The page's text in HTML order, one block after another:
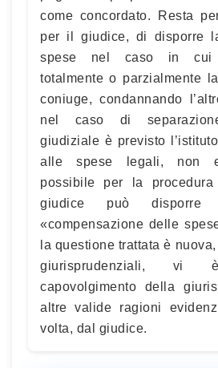
come concordato. Resta
per il giudice, di disporre
spese nel caso in cui
totalmente o parzialmente
coniuge, condannando
nel caso di
giudiziale è previsto
alle spese legali, non
possibile per la procedura
giudice può disporre
«compensazione delle
la questione trattata è
giurisprudenziali,
capovolgimento della
altre valide ragioni
volta, dal giudice.